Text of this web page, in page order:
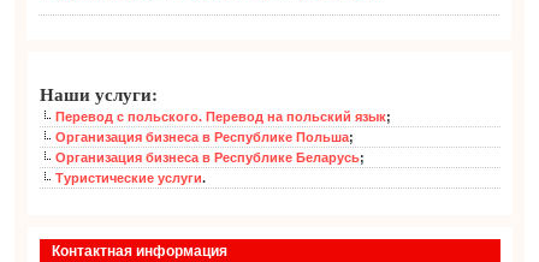
Наши услуги:
Перевод с польского. Перевод на польский язык;
Организация бизнеса в Республике Польша;
Организация бизнеса в Республике Беларусь;
Туристические услуги.
Контактная информация